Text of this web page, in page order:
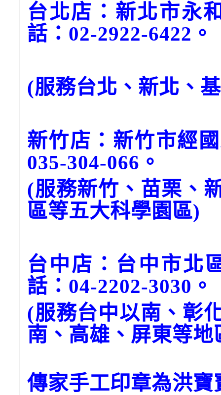
台北店：新北市永
話：02-2922-6422。
(服務台北、新北、
新竹店：新竹市經
035-304-066。
(服務新竹、苗栗、
區等五大科學園區)
台中店：台中市北
話：04-2202-3030。
(服務台中以南、彰
南、高雄、屏東等地
傳家手工印章為洪